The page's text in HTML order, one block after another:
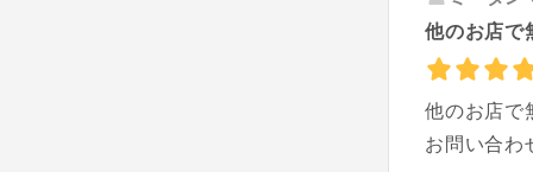
他のお店で
他のお店で
お問い合わ